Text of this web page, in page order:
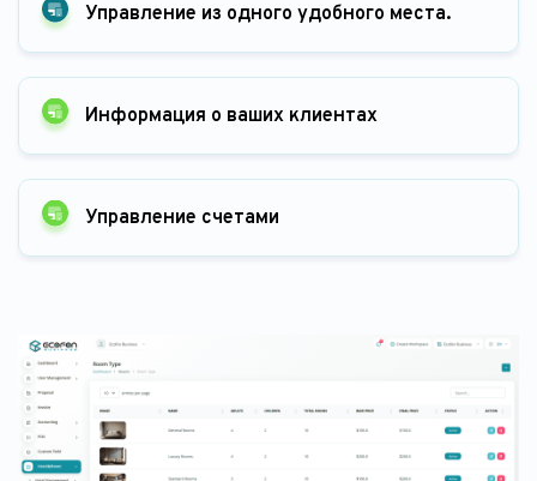
Управление из одного удобного места.
Информация о ваших клиентах
Управление счетами